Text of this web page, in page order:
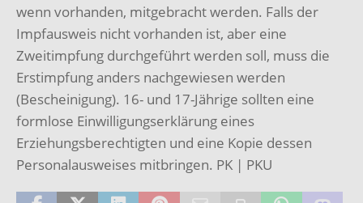
wenn vorhanden, mitgebracht werden. Falls der
Impfausweis nicht vorhanden ist, aber eine
Zweitimpfung durchgeführt werden soll, muss die
Erstimpfung anders nachgewiesen werden
(Bescheinigung). 16- und 17-Jährige sollten eine
formlose Einwilligungserklärung eines
Erziehungsberechtigten und eine Kopie dessen
Personalausweises mitbringen. PK | PKU